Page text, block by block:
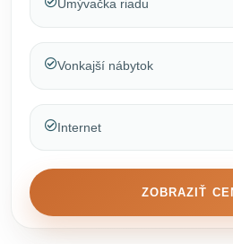
Umývačka riadu
Vonkajší nábytok
Internet
ZOBRAZIŤ